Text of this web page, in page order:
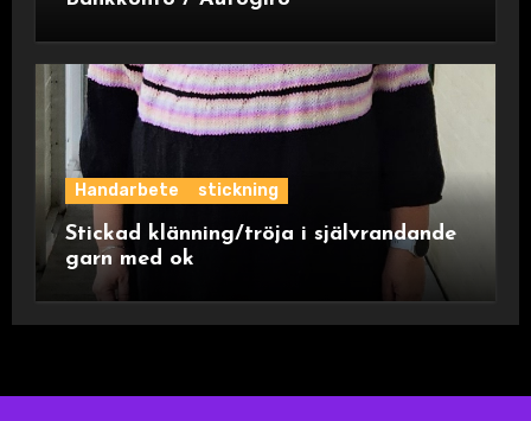
Handarbete stickning
Stickad klänning/tröja i självrandande
garn med ok